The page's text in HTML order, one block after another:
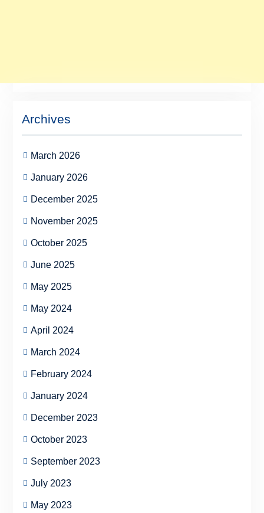
Archives
March 2026
January 2026
December 2025
November 2025
October 2025
June 2025
May 2025
May 2024
April 2024
March 2024
February 2024
January 2024
December 2023
October 2023
September 2023
July 2023
May 2023